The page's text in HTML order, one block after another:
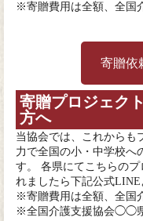
※寄贈費用は全額、全国
寄贈依
寄贈プロジェク
方へ
当協会では、これからも
力で全国の小・中学校へ
す。 各県にてこちらの
れましたら下記公式LINE
※寄贈費用は全額、全国
※全国介護支援協会◯◯